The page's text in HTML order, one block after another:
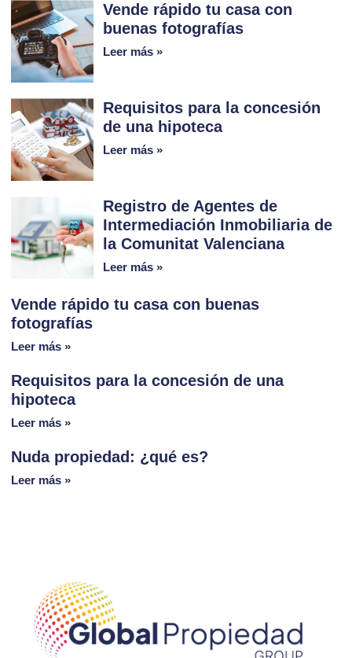
Vende rápido tu casa con
buenas fotografías
Leer más »
Requisitos para la concesión
de una hipoteca
Leer más »
Registro de Agentes de
Intermediación Inmobiliaria de
la Comunitat Valenciana
Leer más »
Vende rápido tu casa con buenas
fotografías
Leer más »
Requisitos para la concesión de una
hipoteca
Leer más »
Nuda propiedad: ¿qué es?
Leer más »